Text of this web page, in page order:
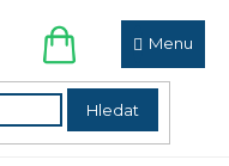
Hledat
NÁKUPNÍ
KOŠÍK